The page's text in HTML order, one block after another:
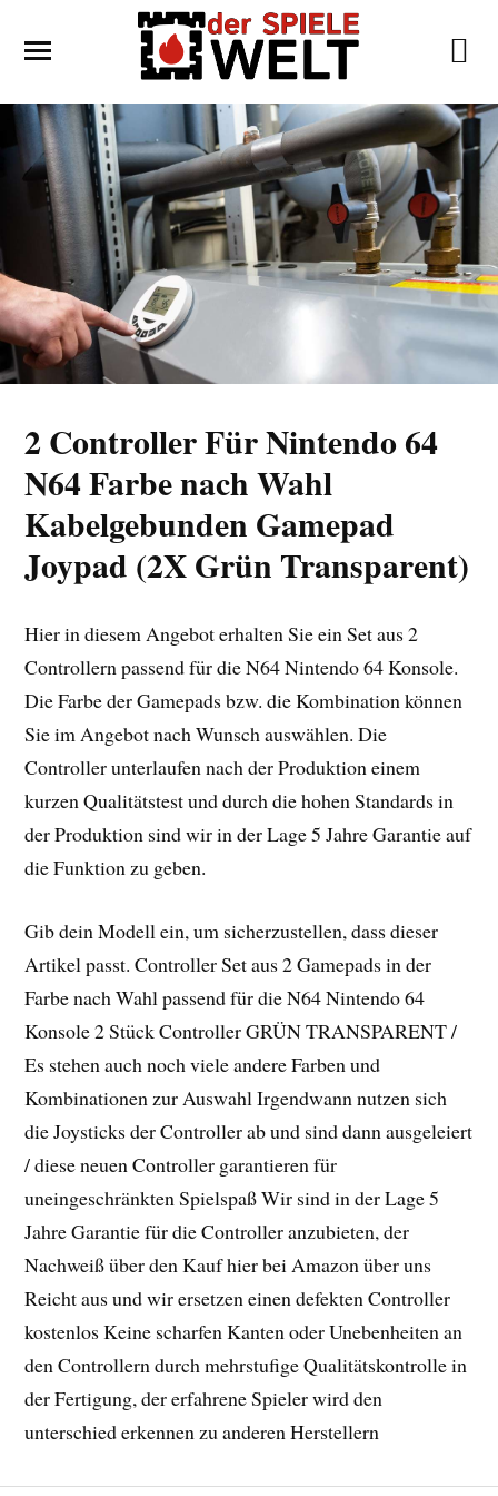
2 Controller Für Nintendo 64
N64 Farbe nach Wahl
Kabelgebunden Gamepad
Joypad (2X Grün Transparent)
Hier in diesem Angebot erhalten Sie ein Set aus 2
Controllern passend für die N64 Nintendo 64 Konsole.
Die Farbe der Gamepads bzw. die Kombination können
Sie im Angebot nach Wunsch auswählen. Die
Controller unterlaufen nach der Produktion einem
kurzen Qualitätstest und durch die hohen Standards in
der Produktion sind wir in der Lage 5 Jahre Garantie auf
die Funktion zu geben.
Gib dein Modell ein, um sicherzustellen, dass dieser
Artikel passt. Controller Set aus 2 Gamepads in der
Farbe nach Wahl passend für die N64 Nintendo 64
Konsole 2 Stück Controller GRÜN TRANSPARENT /
Es stehen auch noch viele andere Farben und
Kombinationen zur Auswahl Irgendwann nutzen sich
die Joysticks der Controller ab und sind dann ausgeleiert
/ diese neuen Controller garantieren für
uneingeschränkten Spielspaß Wir sind in der Lage 5
Jahre Garantie für die Controller anzubieten, der
Nachweiß über den Kauf hier bei Amazon über uns
Reicht aus und wir ersetzen einen defekten Controller
kostenlos Keine scharfen Kanten oder Unebenheiten an
den Controllern durch mehrstufige Qualitätskontrolle in
der Fertigung, der erfahrene Spieler wird den
unterschied erkennen zu anderen Herstellern